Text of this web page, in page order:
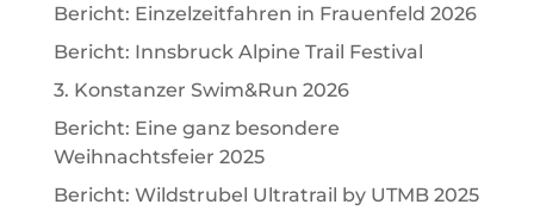
Bericht: Einzelzeitfahren in Frauenfeld 2026
Bericht: Innsbruck Alpine Trail Festival
3. Konstanzer Swim&Run 2026
Bericht: Eine ganz besondere
Weihnachtsfeier 2025
Bericht: Wildstrubel Ultratrail by UTMB 2025